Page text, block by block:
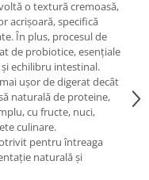
o textură cremoasă,
acrișoară, specifică
În plus, procesul de
de probiotice, esențiale
echilibru intestinal.
ușor de digerat decât
naturală de proteine,
cu fructe, nuci,
culinare.
pentru întreaga
naturală și